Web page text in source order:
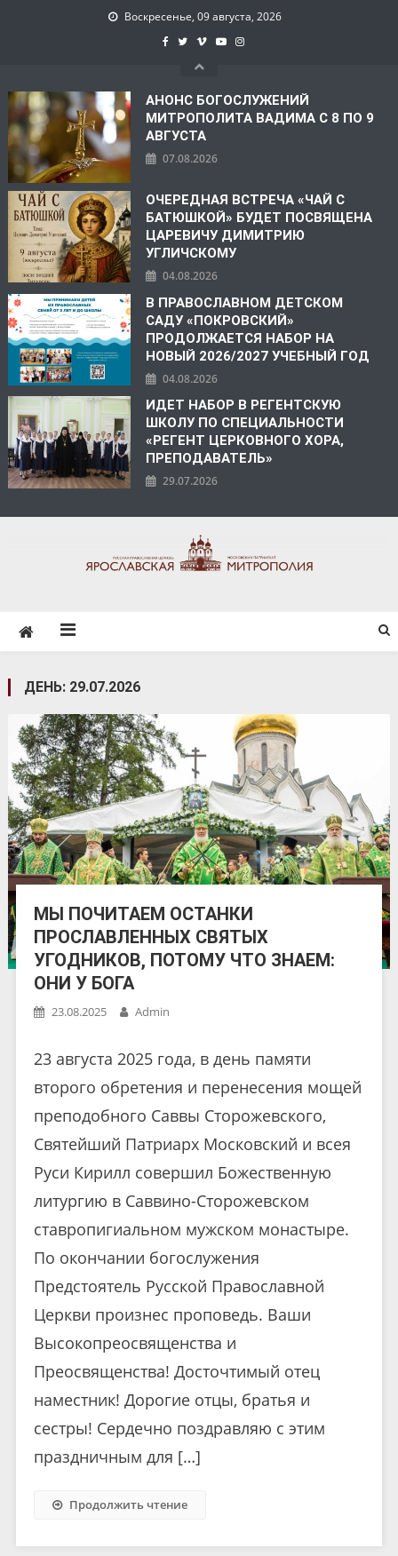
Воскресенье, 09 августа, 2026
АНОНС БОГОСЛУЖЕНИЙ
МИТРОПОЛИТА ВАДИМА С 8 ПО 9
АВГУСТА
07.08.2026
ОЧЕРЕДНАЯ ВСТРЕЧА «ЧАЙ С
БАТЮШКОЙ» БУДЕТ ПОСВЯЩЕНА
ЦАРЕВИЧУ ДИМИТРИЮ
УГЛИЧСКОМУ
04.08.2026
В ПРАВОСЛАВНОМ ДЕТСКОМ
САДУ «ПОКРОВСКИЙ»
ПРОДОЛЖАЕТСЯ НАБОР НА
НОВЫЙ 2026/2027 УЧЕБНЫЙ ГОД
04.08.2026
ИДЕТ НАБОР В РЕГЕНТСКУЮ
ШКОЛУ ПО СПЕЦИАЛЬНОСТИ
«РЕГЕНТ ЦЕРКОВНОГО ХОРА,
ПРЕПОДАВАТЕЛЬ»
29.07.2026
ДЕНЬ: 29.07.2026
МЫ ПОЧИТАЕМ ОСТАНКИ
ПРОСЛАВЛЕННЫХ СВЯТЫХ
УГОДНИКОВ, ПОТОМУ ЧТО ЗНАЕМ:
ОНИ У БОГА
23.08.2025 Admin
23 августа 2025 года, в день памяти
второго обретения и перенесения мощей
преподобного Саввы Сторожевского,
Святейший Патриарх Московский и всея
Руси Кирилл совершил Божественную
литургию в Саввино-Сторожевском
ставропигиальном мужском монастыре.
По окончании богослужения
Предстоятель Русской Православной
Церкви произнес проповедь. Ваши
Высокопреосвященства и
Преосвященства! Досточтимый отец
наместник! Дорогие отцы, братья и
сестры! Сердечно поздравляю с этим
праздничным для […]
Продолжить чтение